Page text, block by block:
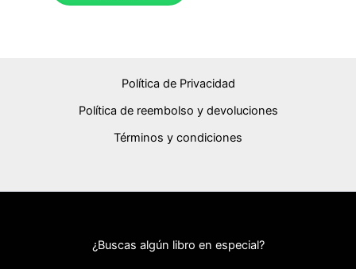
Política de Privacidad
Política de reembolso y devoluciones
Términos y condiciones
¿Buscas algún libro en especial?